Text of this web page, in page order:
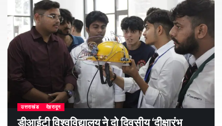
उत्तराखंड देहरादून
डीआईटी विश्वविद्यालय ने दो दिवसीय ‘दीक्षारंभ